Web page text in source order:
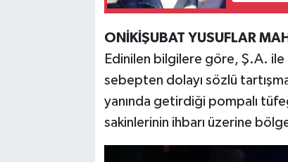
ONİKİŞUBAT YUSUFLAR
Edinilen bilgilere göre, Ş.A. ile
sebepten dolayı sözlü
yanında getirdiği pompalı
sakinlerinin ihbarı üzerine